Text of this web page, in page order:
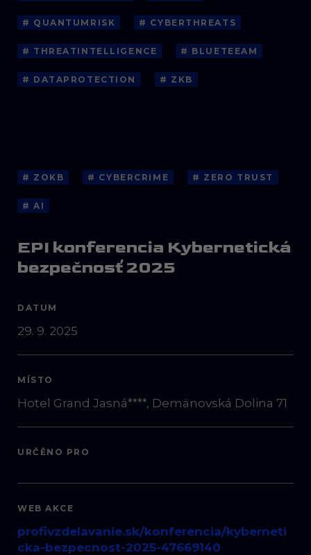
# QUANTUMRISK # CYBERTHREATS
# THREATINTELLIGENCE # BLUETEEAM
# DATAPROTECTION # ZKB
# ZOKB # CYBERCRIME # ZERO TRUST
# AI
EPI konferencia Kybernetická
bezpečnosť 2025
DATUM
29. 9. 2025
MÍSTO
Hotel Grand Jasná****, Demänovská Dolina 71
URČĚNO PRO
WEB AKCE
profivzdelavanie.sk/konferencia/kyberneti
cka-bezpecnost-2025-47669140